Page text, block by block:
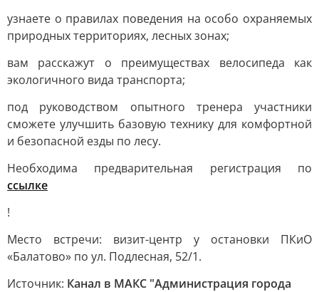
узнаете о правилах поведения на особо охраняемых
природных территориях, лесных зонах;
вам расскажут о преимуществах велосипеда как
экологичного вида транспорта;
под руководством опытного тренера участники
сможете улучшить базовую технику для комфортной
и безопасной езды по лесу.
Необходима предварительная регистрация по
ссылке
!
Место встречи: визит-центр у остановки ПКиО
«Балатово» по ул. Подлесная, 52/1.
Источник: Канал в МАКС "Администрация города